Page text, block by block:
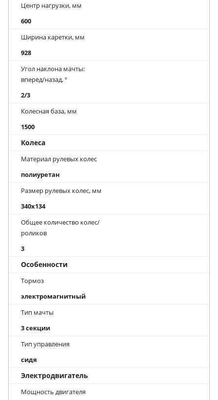
Центр нагрузки, мм
600
Ширина каретки, мм
928
Угол наклона мачты:
вперед/назад, º
2/3
Колесная база, мм
1500
Колеса
Материал рулевых колес
полиуретан
Размер рулевых колес, мм
340x134
Общее количество колес/
роликов
3
Особенности
Тормоз
электромагнитный
Тип мачты
3 секции
Тип управления
сидя
Электродвигатель
Мощность двигателя